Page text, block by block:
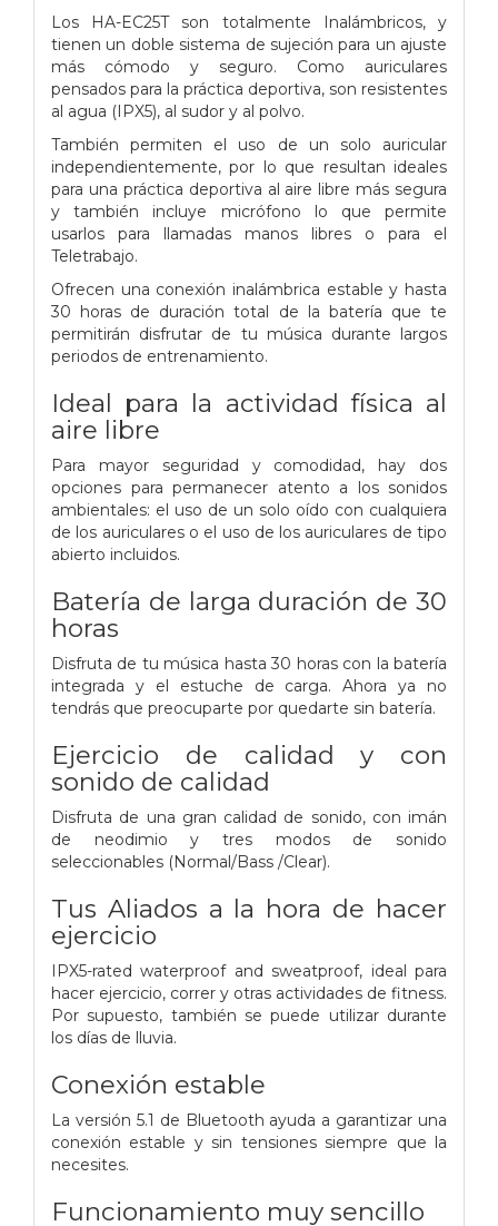
Los HA-EC25T son totalmente Inalámbricos, y
tienen un doble sistema de sujeción para un ajuste
más cómodo y seguro. Como auriculares
pensados para la práctica deportiva, son resistentes
al agua (IPX5), al sudor y al polvo.
También permiten el uso de un solo auricular
independientemente, por lo que resultan ideales
para una práctica deportiva al aire libre más segura
y también incluye micrófono lo que permite
usarlos para llamadas manos libres o para el
Teletrabajo.
Ofrecen una conexión inalámbrica estable y hasta
30 horas de duración total de la batería que te
permitirán disfrutar de tu música durante largos
periodos de entrenamiento.
Ideal para la actividad física al
aire libre
Para mayor seguridad y comodidad, hay dos
opciones para permanecer atento a los sonidos
ambientales: el uso de un solo oído con cualquiera
de los auriculares o el uso de los auriculares de tipo
abierto incluidos.
Batería de larga duración de 30
horas
Disfruta de tu música hasta 30 horas con la batería
integrada y el estuche de carga. Ahora ya no
tendrás que preocuparte por quedarte sin batería.
Ejercicio de calidad y con
sonido de calidad
Disfruta de una gran calidad de sonido, con imán
de neodimio y tres modos de sonido
seleccionables (Normal/Bass /Clear).
Tus Aliados a la hora de hacer
ejercicio
IPX5-rated waterproof and sweatproof, ideal para
hacer ejercicio, correr y otras actividades de fitness.
Por supuesto, también se puede utilizar durante
los días de lluvia.
Conexión estable
La versión 5.1 de Bluetooth ayuda a garantizar una
conexión estable y sin tensiones siempre que la
necesites.
Funcionamiento muy sencillo